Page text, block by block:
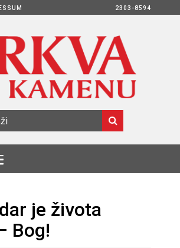
2303-8594
je života
Bog!